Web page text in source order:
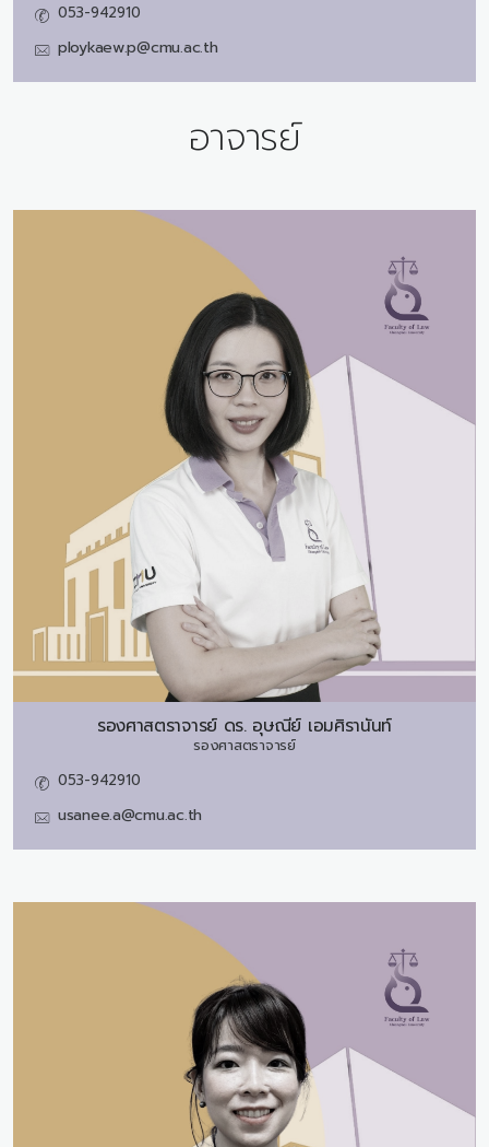
053-942910
ploykaew.p@cmu.ac.th
อาจารย์
รองศาสตราจารย์ ดร. อุษณีย์ เอมศิรานันท์
รองศาสตราจารย์
053-942910
usanee.a@cmu.ac.th